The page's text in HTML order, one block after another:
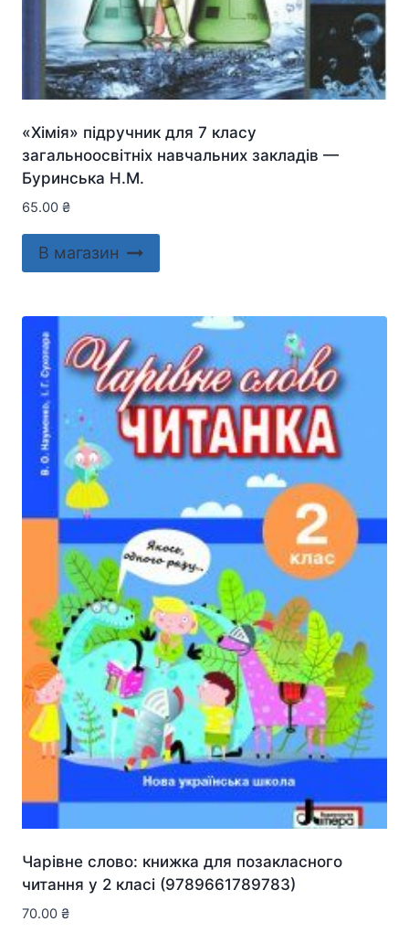
«Хімія» підручник для 7 класу
загальноосвітніх навчальних закладів —
Буринська Н.М.
65.00 ₴
В магазин
Чарівне слово: книжка для позакласного
читання у 2 класі (9789661789783)
70.00 ₴